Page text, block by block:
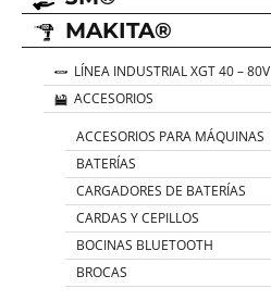
MAKITA®
LÍNEA INDUSTRIAL XGT 40 – 80V
ACCESORIOS
ACCESORIOS PARA MÁQUINAS
BATERÍAS
CARGADORES DE BATERÍAS
CARDAS Y CEPILLOS
BOCINAS BLUETOOTH
BROCAS